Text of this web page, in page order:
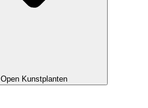
Open Kunstplanten